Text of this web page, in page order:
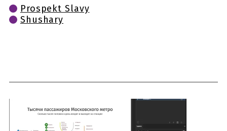
Prospekt Slavy
Shushary